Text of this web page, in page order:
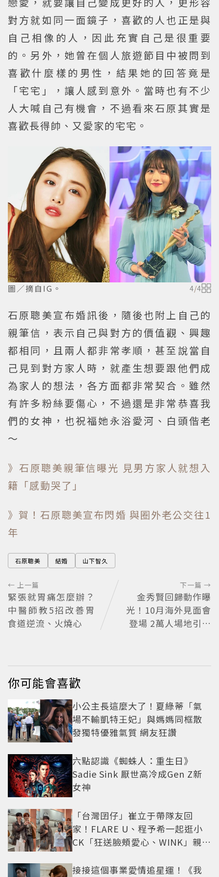
對方就如同一面鏡子，喜歡的人也正是與
自己相像的人，因此充實自己是很重要
的。另外，她曾在個人旅遊節目中被問到
喜歡什麼樣的男性，結果她的回答竟是
「宅宅」，讓人感到意外。當時也有不少
人大喊自己有機會，不過看來石原其實是
喜歡長得帥、又愛家的宅宅。
圖／摘自IG。 4/4
石原聰美宣布婚訊後，隨後也附上自己的
親筆信，表示自己與對方的價值觀、興趣
都相同，且兩人都非常孝順，甚至說當自
己見到對方家人時，就產生想要跟他們成
為家人的想法，各方面都非常契合。雖然
有許多粉絲要傷心，不過還是非常恭喜我
們的女神，也祝福她永浴愛河、白頭偕老
～
》石原聰美親筆信曝光 見男方家人就想入
籍「感動哭了」
》賀！石原聰美宣布閃婚 與圈外老公交往1
年
石原聰美 結婚 山下智久
← 上一篇
緊張就胃痛怎麼辦？
中醫師教5招改善胃
食道逆流、火燒心
下一篇 →
金秀賢回歸動作曝
光！10月海外見面會
登場 2萬人場地引關
你可能會喜歡
小公主長這麼大了！夏綠蒂「氣
場不輸凱特王妃」與媽媽同框散
發獨特優雅氣質 網友狂讚
六點認識《蜘蛛人：重生日》
Sadie Sink 厭世高冷成Gen Z新
女神
「台灣囝仔」崔立于帶隊友回
家！FLARE U、程予希一起逛小
CK「狂送臉頰愛心、WINK」親曝
接接這個事業愛情追星運！《我